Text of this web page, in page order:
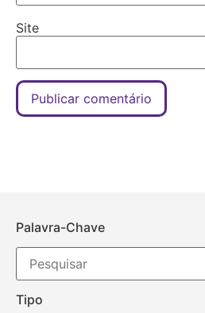
Site
Palavra-Chave
Tipo